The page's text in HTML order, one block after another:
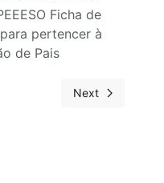
Ficha de
pertencer à
de Pais
Next